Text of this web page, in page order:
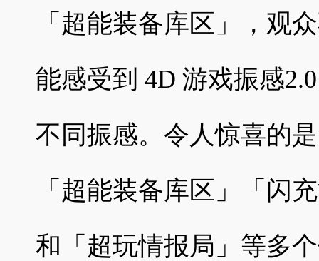
「超能装备库区」，观
能感受到 4D 游戏振感
不同振感。令人惊喜的
「超能装备库区」「闪
和「超玩情报局」等多